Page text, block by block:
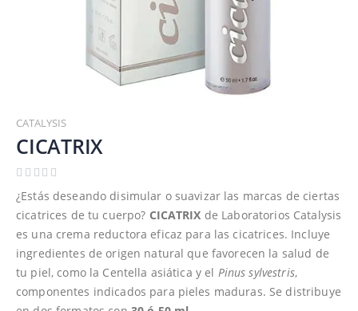
al
comienzo
de
la
galería
de
imágenes
CATALYSIS
CICATRIX
¿Estás deseando disimular o suavizar las marcas de ciertas
cicatrices de tu cuerpo? CICATRIX de Laboratorios Catalysis
es una crema reductora eficaz para las cicatrices. Incluye
ingredientes de origen natural que favorecen la salud de
tu piel, como la Centella asiática y el Pinus sylvestris,
componentes indicados para pieles maduras. Se distribuye